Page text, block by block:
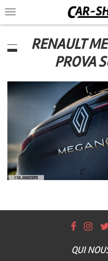
Toggle
navigation
RENAULT
PROVA
QUI